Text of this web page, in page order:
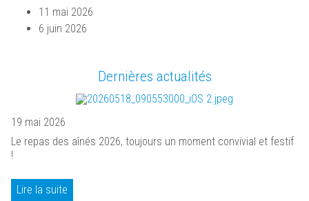
11 mai 2026
6 juin 2026
Dernières actualités
19 mai 2026
Le repas des aînés 2026, toujours un moment convivial et festif
!
Lire la suite